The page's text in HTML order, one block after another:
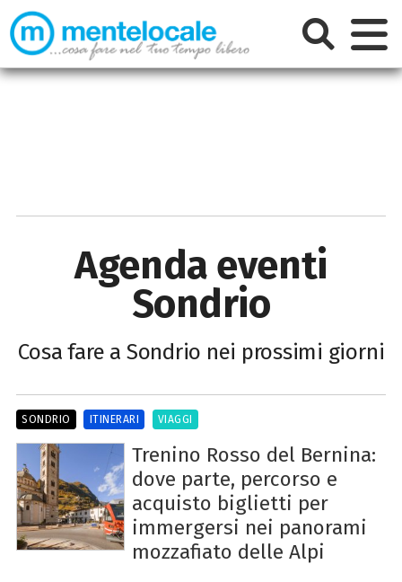
Agenda eventi
Sondrio
Cosa fare a Sondrio nei prossimi giorni
Trenino Rosso del Bernina:
dove parte, percorso e
acquisto biglietti per
immergersi nei panorami
mozzafiato delle Alpi
SONDRIO ITINERARI VIAGGI